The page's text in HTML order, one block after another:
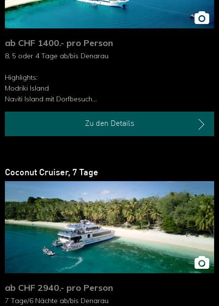
ab CHF 1400.- pro Person
8, 5 oder 4 Tage ab/bis Denarau
Highlights:
Modriki Island
Naviti Island mit Dorfbesuch
Blaue Lagune
Zu den Details
Coconut Cruiser, 7 Tage
ab CHF 2940.- pro Person
7 Tage/6 Nächte ab/bis Denarau